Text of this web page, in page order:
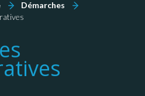
Démarches